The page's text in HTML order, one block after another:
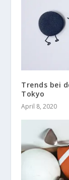
Trends bei
Tokyo
April 8, 2020